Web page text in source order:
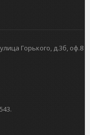
Горького, д.3б, оф.8